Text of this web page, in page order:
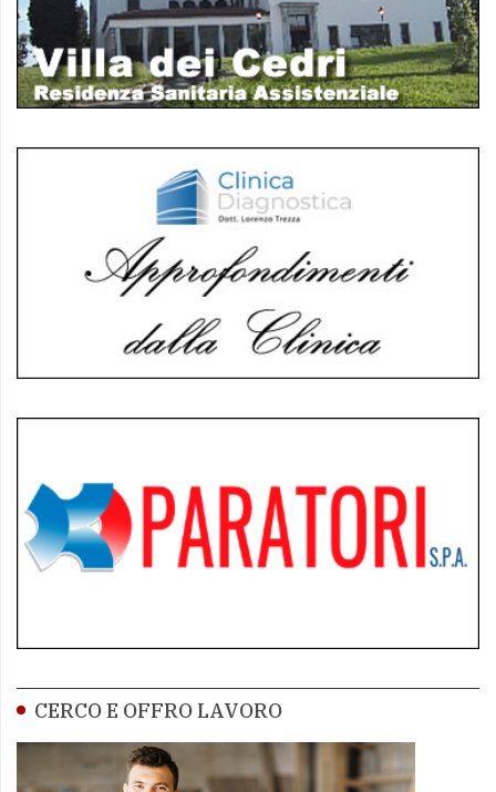
CERCO E OFFRO LAVORO